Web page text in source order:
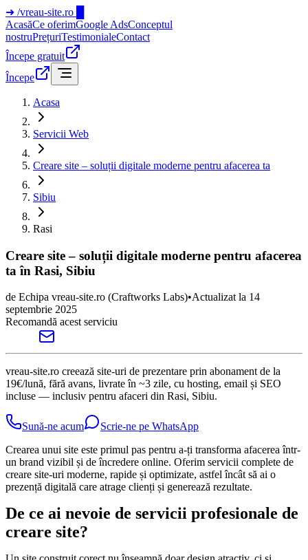
➜ /vreau-site.ro
AcasăCe oferimGoogle AdsConceptul
nostruPrețuriTestimonialeContact
Începe gratuit
Începe
Acasa
Servicii Web
Creare site – soluții digitale moderne pentru afacerea ta
Sibiu
Rasi
Creare site – soluții digitale moderne pentru afacerea
ta în Rasi, Sibiu
de Echipa vreau-site.ro (Craftworks Labs)•Actualizat la 14
septembrie 2025
Recomandă acest serviciu
vreau-site.ro creează site-uri de prezentare prin abonament de la
19€/lună, fără avans, livrate în ~3 zile, cu hosting, email și SEO
incluse — inclusiv pentru afaceri din Rasi, Sibiu.
Sună-ne acum
Scrie-ne pe WhatsApp
Crearea unui site este primul pas pentru a-ți transforma afacerea într-
un brand vizibil și de încredere online. Oferim servicii complete de
creare site-uri moderne, rapide și optimizate, astfel încât să ai o
prezență digitală care atrage clienți și generează rezultate.
De ce ai nevoie de servicii profesionale de
creare site?